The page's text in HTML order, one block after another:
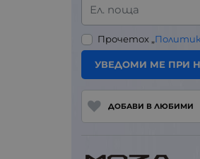
Ел. поща
Прочетох „
УВЕДОМИ МЕ ПРИ
ДОБАВИ В ЛЮБИМИ